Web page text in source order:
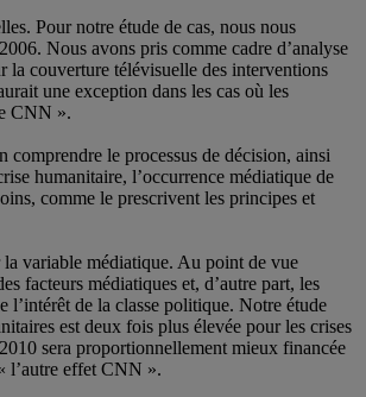
Pour notre étude de cas, nous nous
Nous avons pris comme cadre d’analyse
la couverture télévisuelle des interventions
une exception dans les cas où les
CNN ».
comprendre le processus de décision, ainsi
humanitaire, l’occurrence médiatique de
comme le prescrivent les principes et
variable médiatique. Au point de vue
facteurs médiatiques et, d’autre part, les
l’intérêt de la classe politique. Notre étude
est deux fois plus élevée pour les crises
sera proportionnellement mieux financée
l’autre effet CNN ».